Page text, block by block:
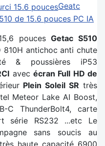
Geatc
de 15.6 pouces PC IA
poucesGetac S510
810H antichoc anti chute
& poussières iP53
avec écran Full HD de
Plein Soleil SR très
Meteor Lake AI Boost,
C ThunderBolt4, carte
série RS232 ...etc Le
sans soucis au
haute capacité 6900